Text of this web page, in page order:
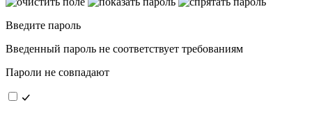
Введите пароль
Введенный пароль не соответствует требованиям
Пароли не совпадают